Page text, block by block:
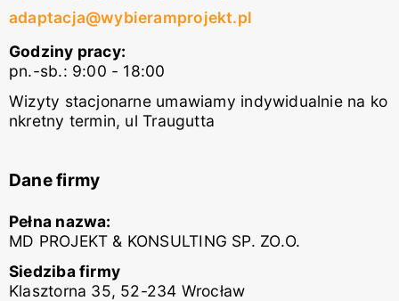
adaptacja@wybieramprojekt.pl
Godziny pracy:
pn.-sb.: 9:00 - 18:00
Wizyty stacjonarne umawiamy indywidualnie na ko
nkretny termin, ul Traugutta
Dane firmy
Pełna nazwa:
MD PROJEKT & KONSULTING SP. ZO.O.
Siedziba firmy
Klasztorna 35, 52-234 Wrocław